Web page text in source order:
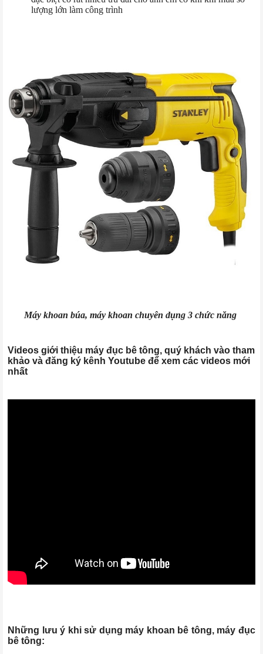
lượng lớn làm công trình
Máy khoan búa, máy khoan chuyên dụng 3 chức năng
Videos giới thiệu máy đục bê tông, quý khách vào tham
khảo và đăng ký kênh Youtube để xem các videos mới
nhất
Những lưu ý khi sử dụng máy khoan bê tông, máy đục
bê tông: